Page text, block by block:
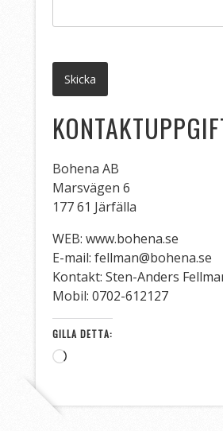
Bohena AB
Marsvägen 6
177 61 Järfälla
WEB: www.bohena.se
E-mail: fellman@bohena.se
Kontakt: Sten-Anders
Mobil: 0702-612127
GILLA DETTA:
Laddar